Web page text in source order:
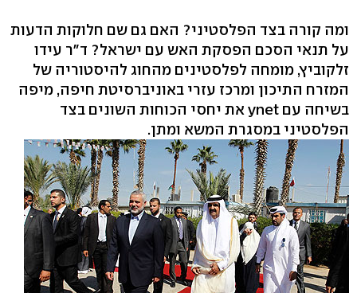
ומה קורה בצד הפלסטיני? האם גם שם חלוקות הדעות
על תנאי הסכם הפסקת האש עם ישראל? ד"ר עידו
זלקוביץ, מומחה לפלסטינים מהחוג להיסטוריה של
המזרח התיכון ומרכז עזרי באוניברסיטת חיפה, מיפה
בשיחה עם ynet את יחסי הכוחות השונים בצד
הפלסטיני במסגרת המשא ומתן.